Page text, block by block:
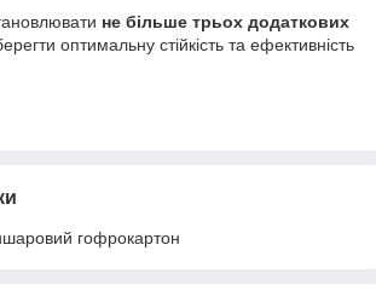
не більше трьох додаткових
оптимальну стійкість та ефективність
гофрокартон